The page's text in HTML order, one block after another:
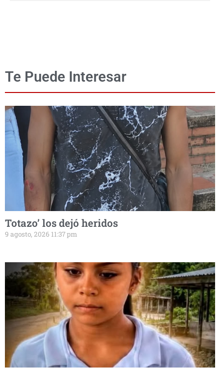
Te Puede Interesar
Totazo’ los dejó heridos
9 agosto, 2026 11:37 pm